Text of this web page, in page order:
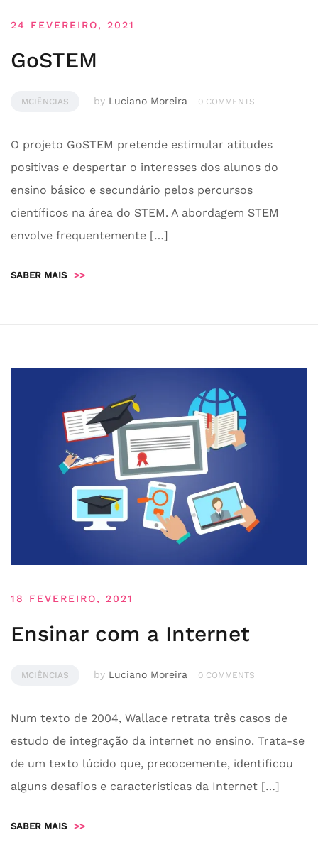
24 FEVEREIRO, 2021
GoSTEM
MCIÊNCIAS by Luciano Moreira 0 COMMENTS
O projeto GoSTEM pretende estimular atitudes
positivas e despertar o interesses dos alunos do
ensino básico e secundário pelos percursos
científicos na área do STEM. A abordagem STEM
envolve frequentemente […]
SABER MAIS >>
18 FEVEREIRO, 2021
Ensinar com a Internet
MCIÊNCIAS by Luciano Moreira 0 COMMENTS
Num texto de 2004, Wallace retrata três casos de
estudo de integração da internet no ensino. Trata-se
de um texto lúcido que, precocemente, identificou
alguns desafios e características da Internet […]
SABER MAIS >>